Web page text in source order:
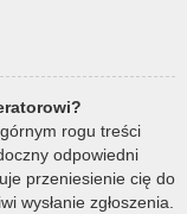
rogu treści
odpowiedni
przeniesienie cię do
wysłanie zgłoszenia.